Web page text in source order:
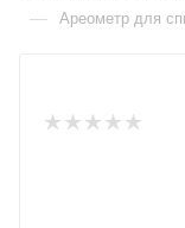
— Ареометр для